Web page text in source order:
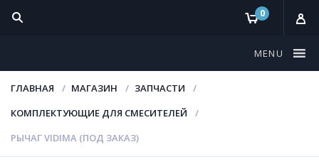
0
MENU
ГЛАВНАЯ МАГАЗИН
ЗАПЧАСТИ
КОМПЛЕКТУЮЩИЕ ДЛЯ СМЕСИТЕЛЕЙ
РЫЧАГ VIDIMA (ПОД ЗАКАЗ)